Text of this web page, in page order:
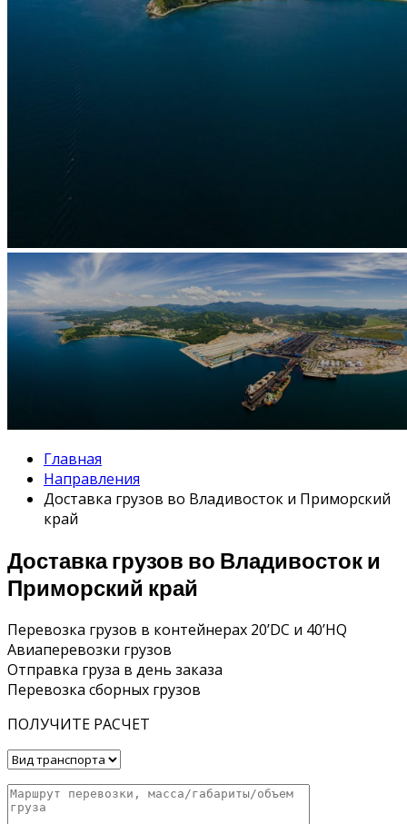
Главная
Направления
Доставка грузов во Владивосток и Приморский
край
Доставка грузов во Владивосток и
Приморский край
Перевозка грузов в контейнерах 20’DC и 40’HQ
Авиаперевозки грузов
Отправка груза в день заказа
Перевозка сборных грузов
ПОЛУЧИТЕ РАСЧЕТ